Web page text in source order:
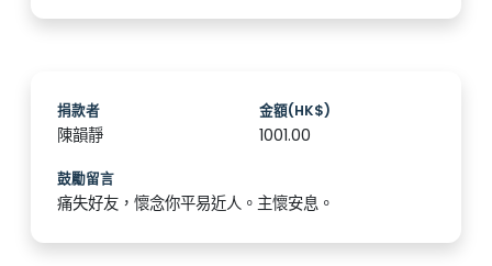
捐款者
陳韻靜
金額(HK$)
1001.00
鼓勵留言
痛失好友，懷念你平易近人。主懷安息。